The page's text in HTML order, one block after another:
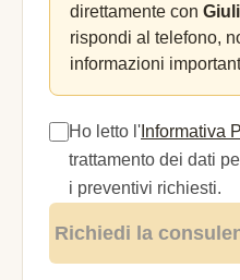
direttamente con
rispondi al telefono,
informazioni
Ho letto l' Informativa
trattamento dei dati
i preventivi richiesti.
Richiedi la